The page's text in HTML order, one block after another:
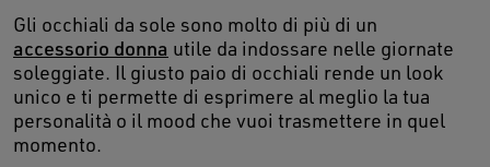
Gli occhiali da sole sono molto di più di un
accessorio donna utile da indossare nelle giornate
soleggiate. Il giusto paio di occhiali rende un look
unico e ti permette di esprimere al meglio la tua
personalità o il mood che vuoi trasmettere in quel
momento.